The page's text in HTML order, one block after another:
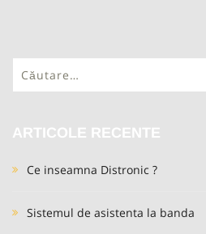
după:
ARTICOLE RECENTE
Ce inseamna Distronic ?
Sistemul de asistenta la banda